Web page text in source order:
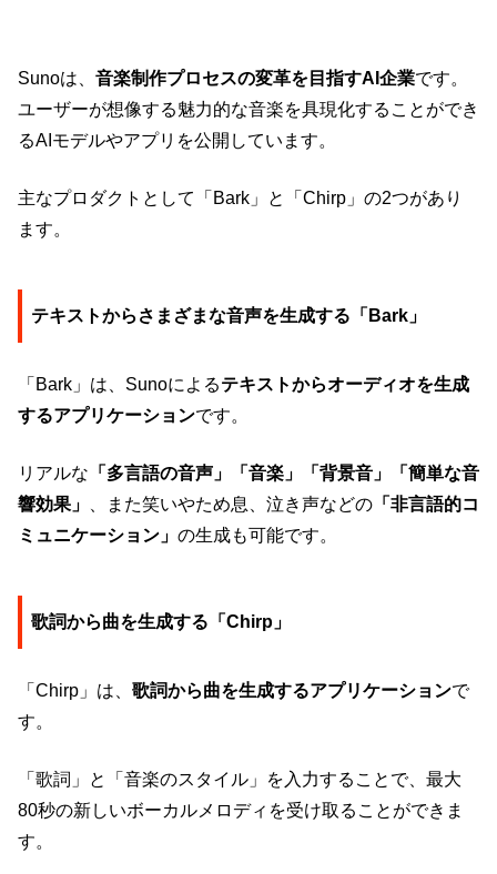
Sunoは、 音楽制作プロセスの変革を目指すAI企業です。
ユーザーが想像する魅力的な音楽を具現化することができ
るAIモデルやアプリを公開しています。
主なプロダクトとして「Bark」と「Chirp」の2つがあり
ます。
テキストからさまざまな音声を生成する「Bark」
「Bark」は、Sunoによるテキストからオーディオを生成
するアプリケーションです。
リアルな 「多言語の音声」
「音楽」「背景音」「簡単な音
響効果」
、また笑いやため息、泣き声などの 「非言語的コ
ミュニケーション」 の生成も可能です。
歌詞から曲を生成する「Chirp」
「Chirp」は、 歌詞から曲を生成するアプリケーションで
す。
「歌詞」と「音楽のスタイル」を入力することで、最大
80秒の新しいボーカルメロディを受け取ることができま
す。